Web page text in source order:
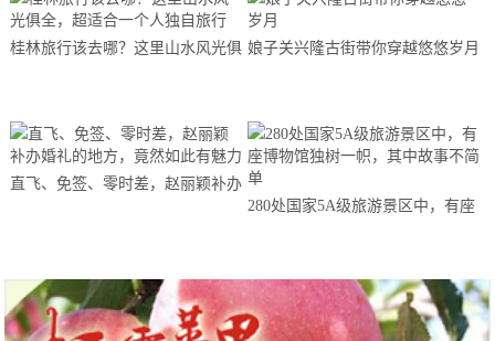
桂林旅行该去哪？这里山水风光俱 娘子关兴隆古街带你穿越悠悠岁月
直飞、免签、零时差，赵丽颖补办
280处国家5A级旅游景区中，有座